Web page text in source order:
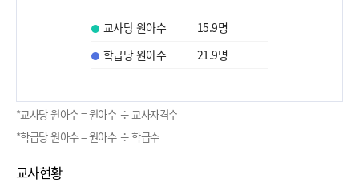
교사당 원아수 15.9명
학급당 원아수
21.9명
*교사당 원아수 = 원아수 ÷ 교사자격수
*학급당 원아수 = 원아수 ÷ 학급수
교사현황